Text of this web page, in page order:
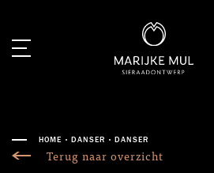
HOME DANSER DANSER
Terug naar overzicht